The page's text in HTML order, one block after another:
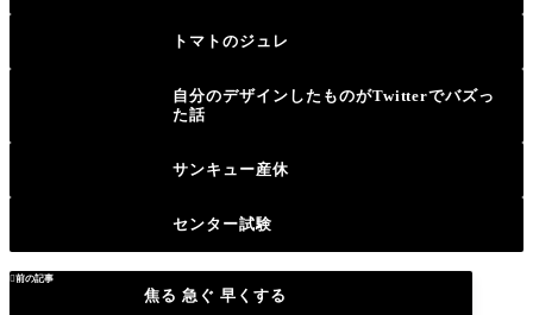
トマトのジュレ
自分のデザインしたものがTwitterでバズっ
た話
サンキュー産休
センター試験
前の記事
焦る 急ぐ 早くする